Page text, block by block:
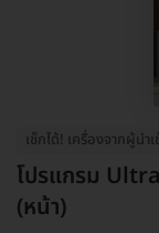
เช็กได้! เครื่องจากผู้นำเ
โปรแกรม
(หน้า)